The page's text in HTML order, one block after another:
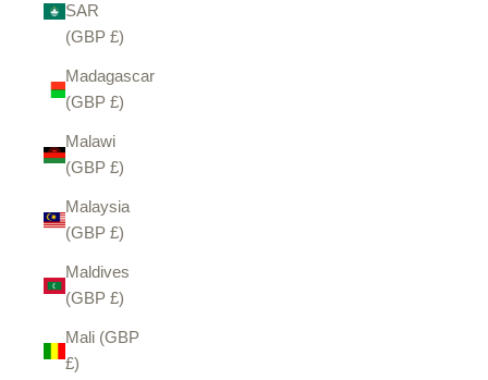
SAR
(GBP £)
Madagascar
(GBP £)
Malawi
(GBP £)
Malaysia
(GBP £)
Maldives
(GBP £)
Mali (GBP
£)